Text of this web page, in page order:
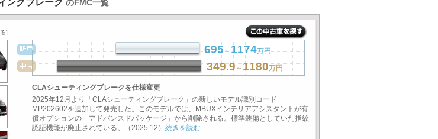
ングブレーク のFMC一覧
]
695～1174万円
349.9 ～1180万円
CLAシューティングブレークを仕様変更
2025年12月より「CLAシューティングブレーク」の新しいモデル識別コード
MP202602を追加して発売した。このモデルでは、MBUXインテリアアシスタントが有
償オプションの「アドバンスドパッケージ」から削除される。標準装備としていた指紋
認証機能が廃止されている。（2025.12） 続きを読む